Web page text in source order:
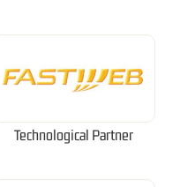
Technological Partner